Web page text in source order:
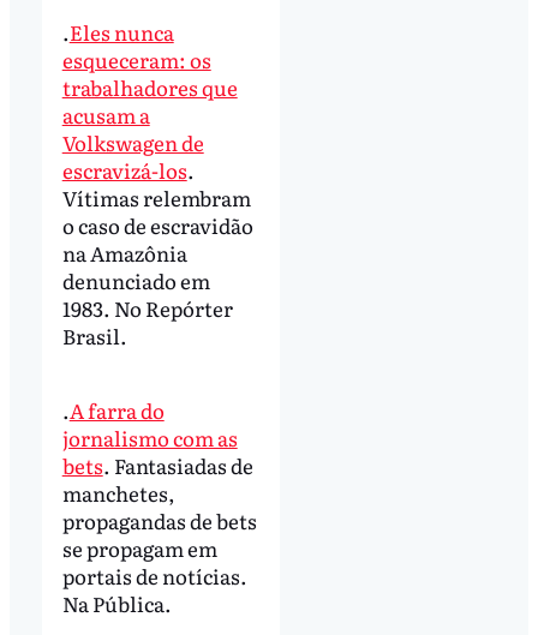
.Eles nunca
esqueceram: os
trabalhadores que
acusam a
Volkswagen de
escravizá-los.
Vítimas relembram
o caso de escravidão
na Amazônia
denunciado em
1983. No Repórter
Brasil.
.A farra do
jornalismo com as
bets. Fantasiadas de
manchetes,
propagandas de bets
se propagam em
portais de notícias.
Na Pública.